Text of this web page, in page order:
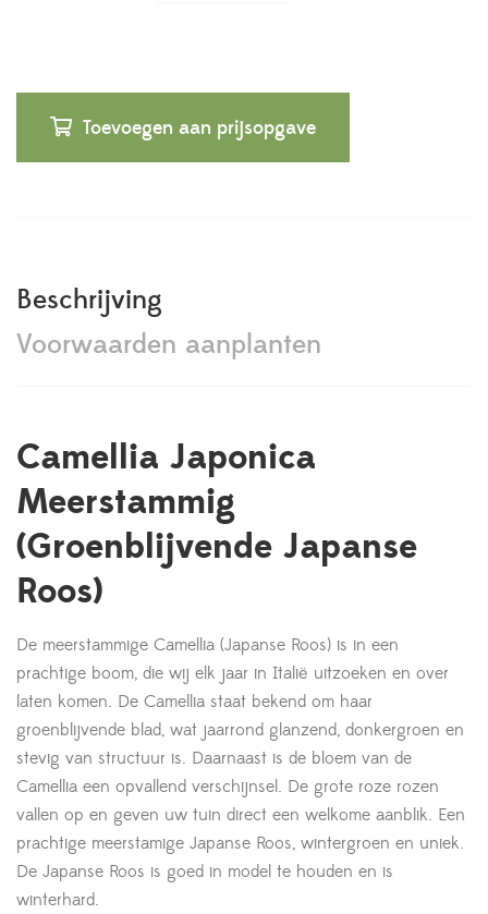
Toevoegen aan prijsopgave
Beschrijving
Voorwaarden aanplanten
Camellia Japonica
Meerstammig
(Groenblijvende Japanse
Roos)
De meerstammige Camellia (Japanse Roos) is in een
prachtige boom, die wij elk jaar in Italië uitzoeken en over
laten komen. De Camellia staat bekend om haar
groenblijvende blad, wat jaarrond glanzend, donkergroen en
stevig van structuur is. Daarnaast is de bloem van de
Camellia een opvallend verschijnsel. De grote roze rozen
vallen op en geven uw tuin direct een welkome aanblik. Een
prachtige meerstamige Japanse Roos, wintergroen en uniek.
De Japanse Roos is goed in model te houden en is
winterhard.